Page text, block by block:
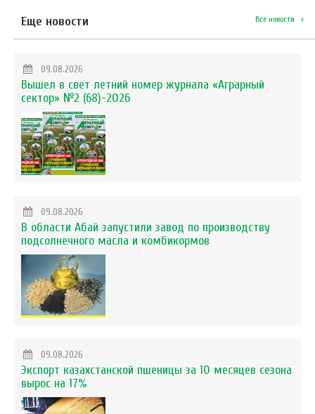
Еще новости Все новости
09.08.2026
Вышел в свет летний номер журнала «Аграрный
сектор» №2 (68)-2026
09.08.2026
В области Абай запустили завод по производству
подсолнечного масла и комбикормов
09.08.2026
Экспорт казахстанской пшеницы за 10 месяцев сезона
вырос на 17%